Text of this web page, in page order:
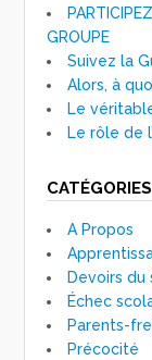
GROUPE
Suivez la
Alors, à
Le
Le rôle de
CATÉGORIES
A Propos
Devoirs du
Échec
Parents-
Précocité